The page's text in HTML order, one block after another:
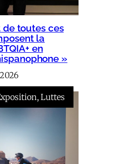
toutes ces
la
en
»
, Luttes